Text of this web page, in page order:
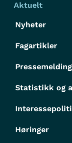
Aktuelt
Nyheter
Fagartikler
Statistikk og
Høringer